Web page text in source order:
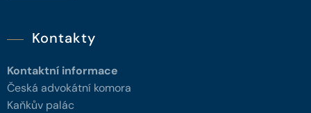
Kontakty
Kontaktní informace
Česká advokátní komora
Kaňkův palác